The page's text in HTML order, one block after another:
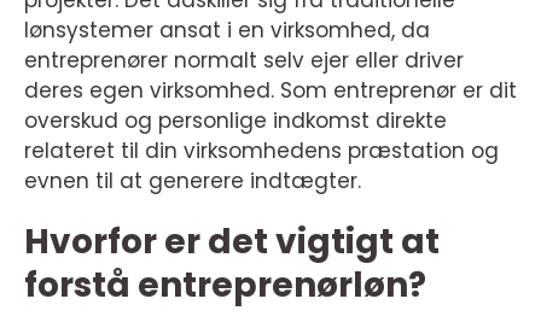
lønsystemer ansat i en virksomhed, da
entreprenører normalt selv ejer eller driver
deres egen virksomhed. Som entreprenør er dit
overskud og personlige indkomst direkte
relateret til din virksomhedens præstation og
evnen til at generere indtægter.
Hvorfor er det vigtigt at
forstå entreprenørløn?